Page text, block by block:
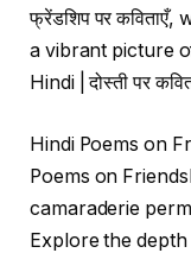
फ्रेंडशिप पर
a vibrant picture
Hindi | दोस्ती पर
Hindi Poems on
Poems on
camaraderie
Explore the